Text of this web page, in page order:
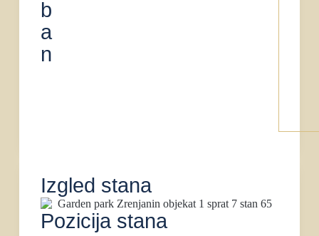
b
a
n
Izgled stana
Pozicija stana